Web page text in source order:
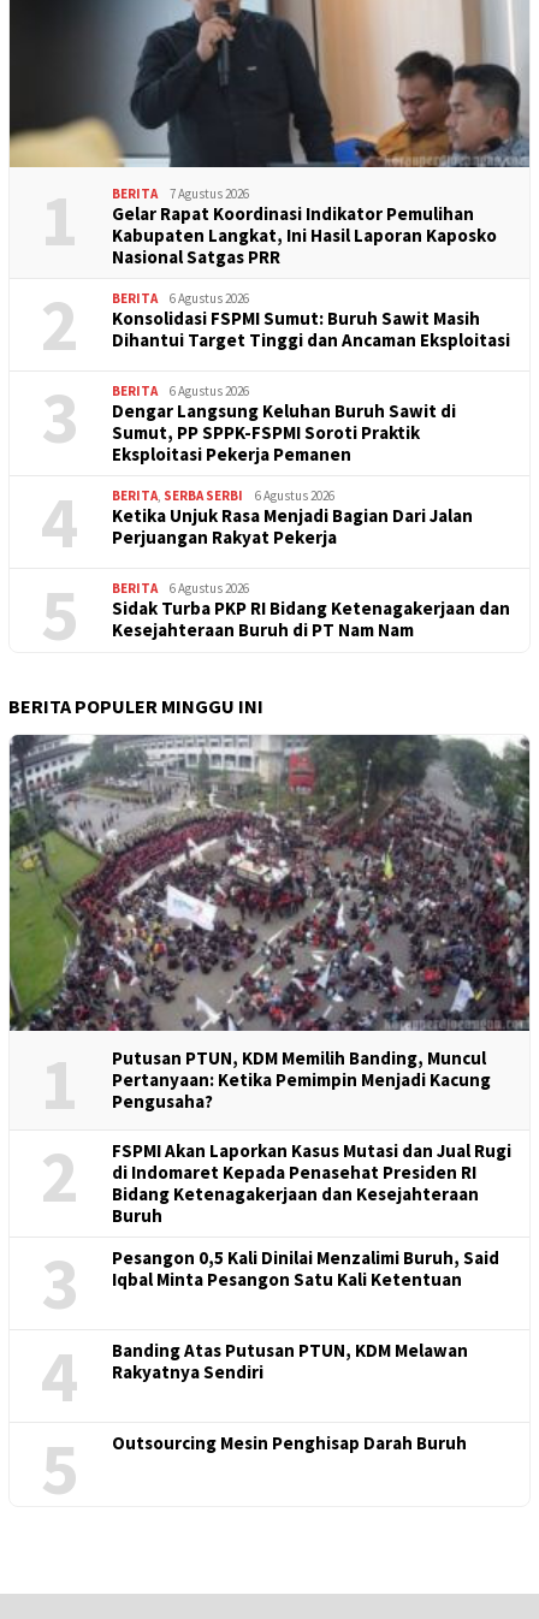
1 BERITA 7 Agustus 2026
Gelar Rapat Koordinasi Indikator Pemulihan
Kabupaten Langkat, Ini Hasil Laporan Kaposko
Nasional Satgas PRR
2 BERITA 6 Agustus 2026
Konsolidasi FSPMI Sumut: Buruh Sawit Masih
Dihantui Target Tinggi dan Ancaman Eksploitasi
3 BERITA 6 Agustus 2026
Dengar Langsung Keluhan Buruh Sawit di
Sumut, PP SPPK-FSPMI Soroti Praktik
Eksploitasi Pekerja Pemanen
4 BERITA SERBA SERBI 6 Agustus 2026
Ketika Unjuk Rasa Menjadi Bagian Dari Jalan
Perjuangan Rakyat Pekerja
5 BERITA 6 Agustus 2026
Sidak Turba PKP RI Bidang Ketenagakerjaan dan
Kesejahteraan Buruh di PT Nam Nam
BERITA POPULER MINGGU INI
1
Putusan PTUN, KDM Memilih Banding, Muncul
Pertanyaan: Ketika Pemimpin Menjadi Kacung
Pengusaha?
2
FSPMI Akan Laporkan Kasus Mutasi dan Jual Rugi
di Indomaret Kepada Penasehat Presiden RI
Bidang Ketenagakerjaan dan Kesejahteraan
Buruh
3
Pesangon 0,5 Kali Dinilai Menzalimi Buruh, Said
Iqbal Minta Pesangon Satu Kali Ketentuan
4
Banding Atas Putusan PTUN, KDM Melawan
Rakyatnya Sendiri
5 Outsourcing Mesin Penghisap Darah Buruh